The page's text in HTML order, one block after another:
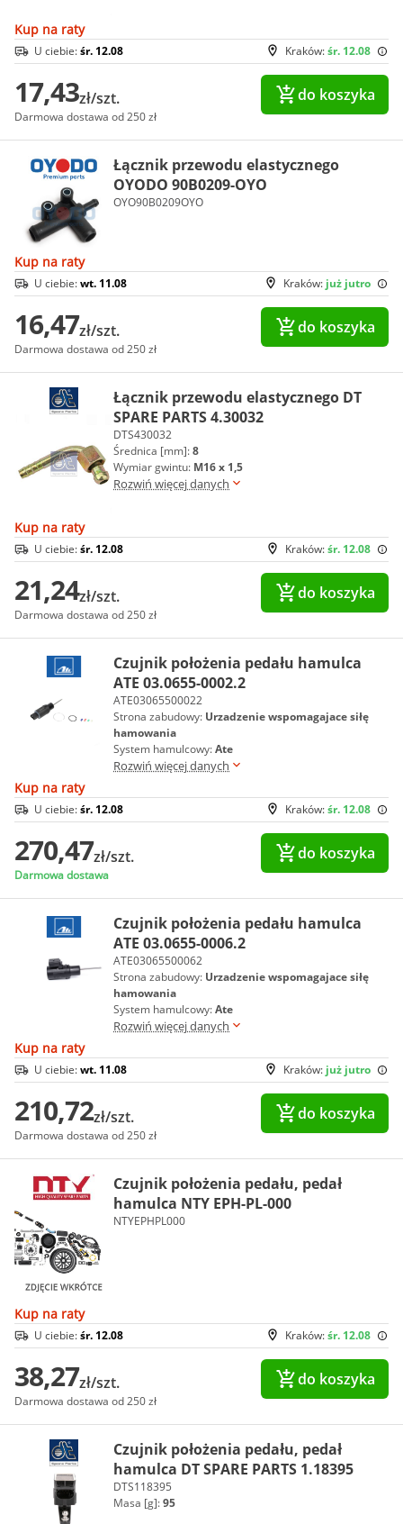
Kup na raty
Kraków:śr. 12.08
U ciebie:śr. 12.08
17,43zł/szt.
Darmowa dostawa od 250 zł
do koszyka
Łącznik przewodu elastycznego
OYODO 90B0209-OYO
OYO90B0209OYO
Kup na raty
Kraków: już jutro
U ciebie:wt. 11.08
16,47zł/szt.
Darmowa dostawa od 250 zł
do koszyka
Łącznik przewodu elastycznego DT
SPARE PARTS 4.30032
DTS430032
Średnica [mm]:8
Wymiar gwintu: M16 x 1,5
Rozwiń więcej danych
Kup na raty
Kraków:śr. 12.08
U ciebie:śr. 12.08
21,24zł/szt.
Darmowa dostawa od 250 zł
do koszyka
Czujnik położenia pedału hamulca
ATE 03.0655-0002.2
ATE03065500022
Strona zabudowy: Urzadzenie wspomagajace siłę
hamowania
System hamulcowy:Ate
Rozwiń więcej danych
Kup na raty
Kraków:śr. 12.08
U ciebie:śr. 12.08
270,47zł/szt.
Darmowa dostawa
do koszyka
Czujnik położenia pedału hamulca
ATE 03.0655-0006.2
ATE03065500062
Strona zabudowy: Urzadzenie wspomagajace siłę
hamowania
System hamulcowy:Ate
Rozwiń więcej danych
Kup na raty
Kraków: już jutro
U ciebie:wt. 11.08
210,72zł/szt.
Darmowa dostawa od 250 zł
do koszyka
Czujnik położenia pedału, pedał
hamulca NTY EPH-PL-000
NTYEPHPL000
Kup na raty
Kraków:śr. 12.08
U ciebie:śr. 12.08
38,27zł/szt.
Darmowa dostawa od 250 zł
do koszyka
Czujnik położenia pedału, pedał
hamulca DT SPARE PARTS 1.18395
DTS118395
Masa [g]:95